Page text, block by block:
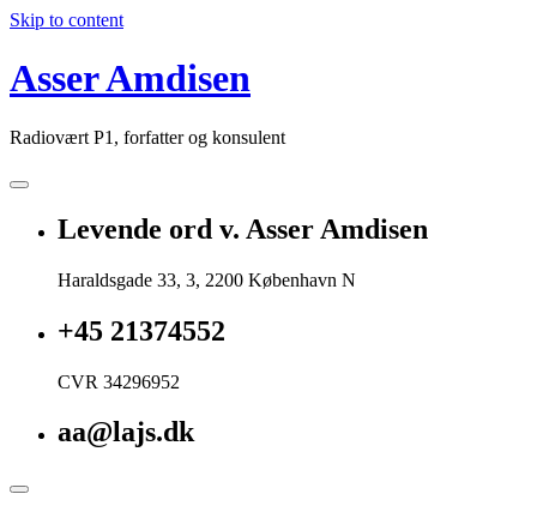
Skip to content
Asser Amdisen
Radiovært P1, forfatter og konsulent
Levende ord v. Asser Amdisen
Haraldsgade 33, 3, 2200 København N
+45 21374552
CVR 34296952
aa@lajs.dk